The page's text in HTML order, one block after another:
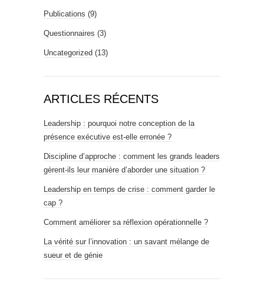
Publications (9)
Questionnaires (3)
Uncategorized (13)
ARTICLES RÉCENTS
Leadership : pourquoi notre conception de la
présence exécutive est-elle erronée ?
Discipline d’approche : comment les grands leaders
gèrent-ils leur manière d’aborder une situation ?
Leadership en temps de crise : comment garder le
cap ?
Comment améliorer sa réflexion opérationnelle ?
La vérité sur l’innovation : un savant mélange de
sueur et de génie